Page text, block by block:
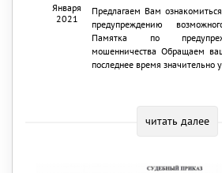
Января
2021
Предлагаем Вам
предупреждению
Памятка по
мошенничества Обращаем
последнее время значительно
читать далее